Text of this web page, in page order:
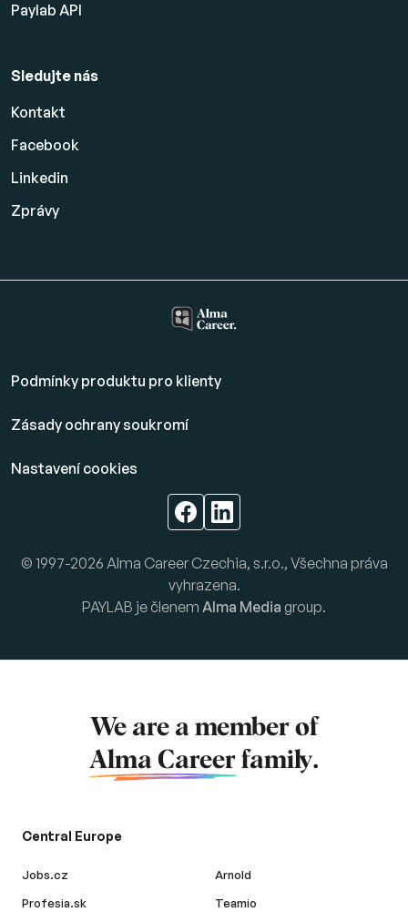
Paylab API
Sledujte nás
Kontakt
Facebook
Linkedin
Zprávy
Podmínky produktu pro klienty
Zásady ochrany soukromí
Nastavení cookies
© 1997-2026 Alma Career Czechia, s.r.o., Všechna práva
vyhrazena.
PAYLAB je členem Alma Media group.
We are a member of
Alma Career family.
Central Europe
Jobs.cz
Profesia.sk
Arnold
Teamio